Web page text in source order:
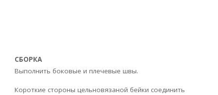
СБОРКА
Выполнить боковые и плечевые швы.
Короткие стороны цельновязаной бейки соединить